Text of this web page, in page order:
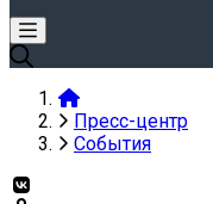
Пресс-центр
События